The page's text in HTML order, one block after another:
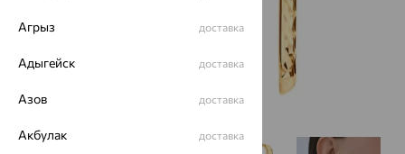
Агрыз доставка
Адыгейск доставка
Азов доставка
Акбулак доставка